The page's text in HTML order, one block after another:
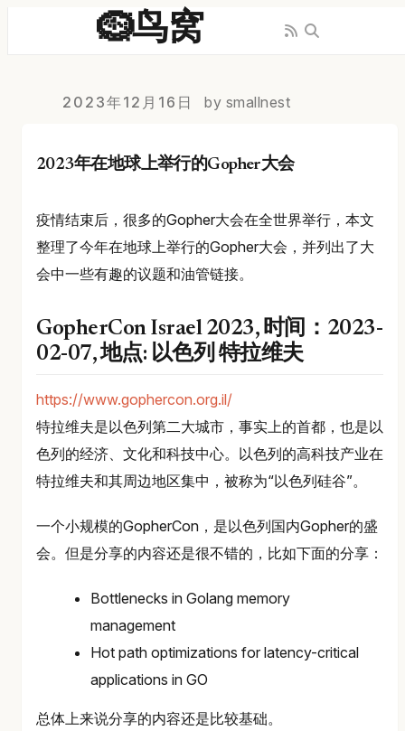
🪹鸟窝
2023年12月16日 by smallnest
2023年在地球上举行的Gopher大会
疫情结束后，很多的Gopher大会在全世界举行，本文
整理了今年在地球上举行的Gopher大会，并列出了大
会中一些有趣的议题和油管链接。
GopherCon Israel 2023, 时间：2023-
02-07, 地点: 以色列 特拉维夫
https://www.gophercon.org.il/
特拉维夫是以色列第二大城市，事实上的首都，也是以
色列的经济、文化和科技中心。以色列的高科技产业在
特拉维夫和其周边地区集中，被称为“以色列硅谷”。
一个小规模的GopherCon，是以色列国内Gopher的盛
会。但是分享的内容还是很不错的，比如下面的分享：
Bottlenecks in Golang memory
management
Hot path optimizations for latency-critical
applications in GO
总体上来说分享的内容还是比较基础。